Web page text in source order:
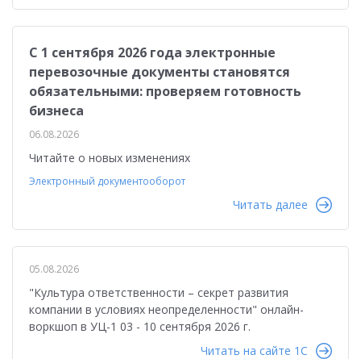
С 1 сентября 2026 года электронные
перевозочные документы становятся
обязательными: проверяем готовность
бизнеса
06.08.2026
Читайте о новых изменениях
Электронный документооборот
Читать далее
05.08.2026
"Культура ответственности – секрет развития
компании в условиях неопределенности" онлайн-
воркшоп в УЦ-1 03 - 10 сентября 2026 г.
Читать на сайте 1C